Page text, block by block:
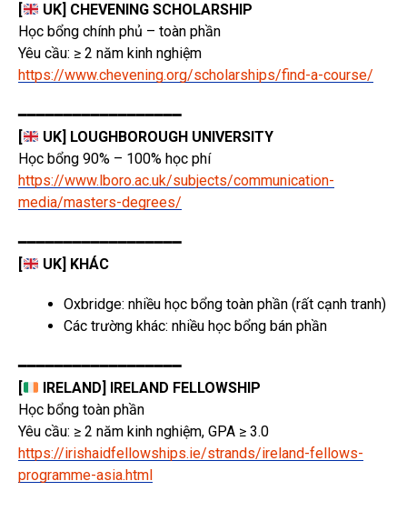
[
UK] CHEVENING SCHOLARSHIP
Học bổng chính phủ – toàn phần
Yêu cầu: ≥ 2 năm kinh nghiệm
https://www.chevening.org/scholarships/find-a-course/
━━━━━━━━━━━━━━━━━━
[
UK] LOUGHBOROUGH UNIVERSITY
Học bổng 90% – 100% học phí
https://www.lboro.ac.uk/subjects/communication-
media/masters-degrees/
━━━━━━━━━━━━━━━━━━
[
UK] KHÁC
Oxbridge: nhiều học bổng toàn phần (rất cạnh tranh)
Các trường khác: nhiều học bổng bán phần
━━━━━━━━━━━━━━━━━━
[
IRELAND] IRELAND FELLOWSHIP
Học bổng toàn phần
Yêu cầu: ≥ 2 năm kinh nghiệm, GPA ≥ 3.0
https://irishaidfellowships.ie/strands/ireland-fellows-
programme-asia.html